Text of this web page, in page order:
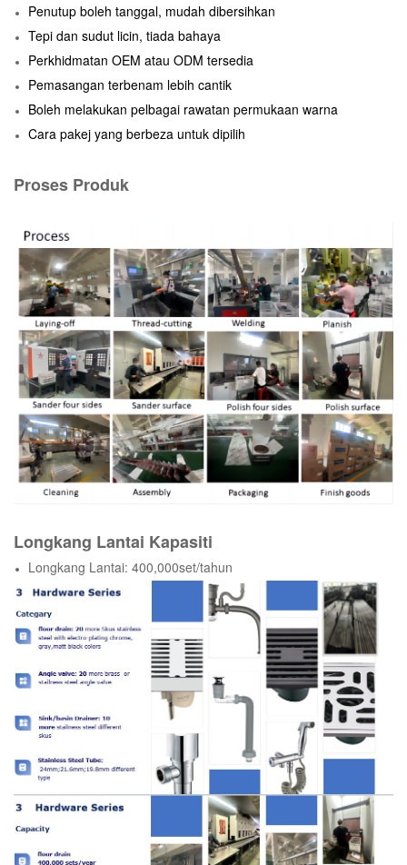
Penutup boleh tanggal, mudah dibersihkan
Tepi dan sudut licin, tiada bahaya
Perkhidmatan OEM atau ODM tersedia
Pemasangan terbenam lebih cantik
Boleh melakukan pelbagai rawatan permukaan warna
Cara pakej yang berbeza untuk dipilih
Proses Produk
Longkang Lantai Kapasiti
Longkang Lantai: 400,000set/tahun